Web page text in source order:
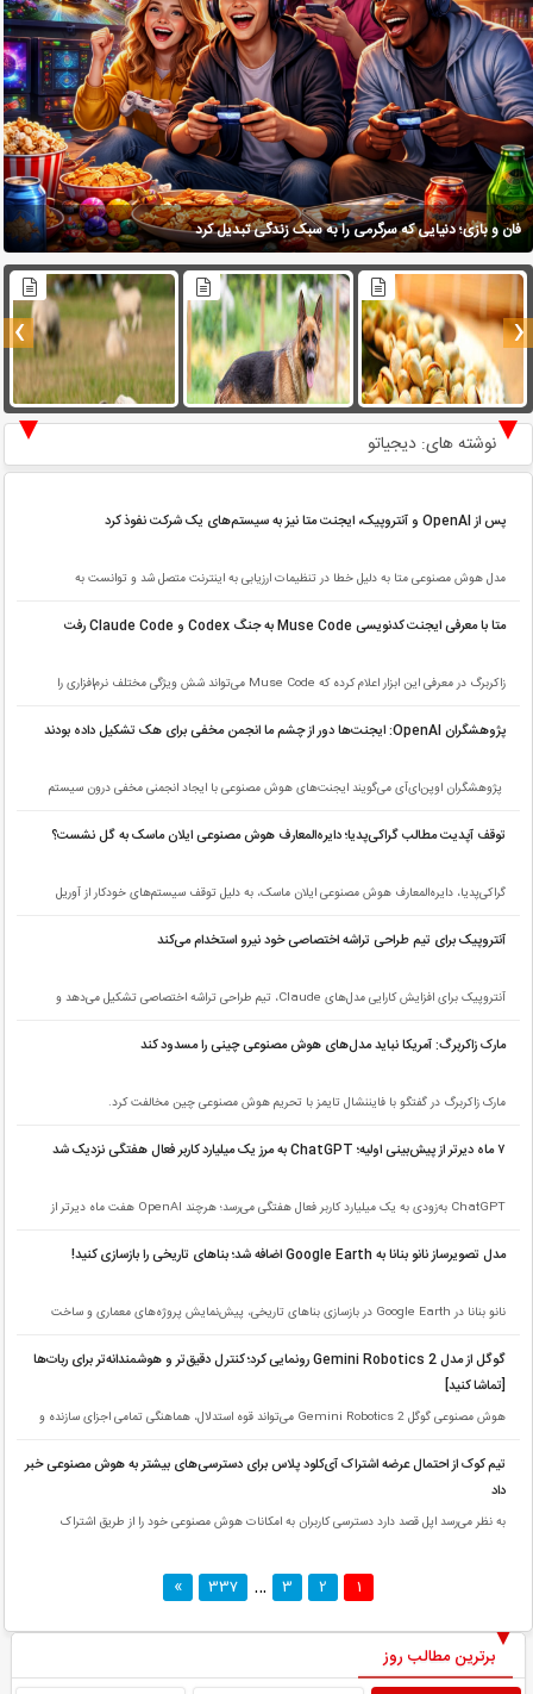
فان و بازی؛ دنیایی که سرگرمی را به سبک زندگی تبدیل کرد
‹
›
نوشته های: دیجیاتو
پس از OpenAI و آنتروپیک، ایجنت متا نیز به سیستم‌های یک شرکت نفوذ کرد
مدل هوش مصنوعی متا به دلیل خطا در تنظیمات ارزیابی به اینترنت متصل شد و توانست به
متا با معرفی ایجنت کدنویسی Muse Code به جنگ Codex و Claude Code رفت
زاکربرگ در معرفی این ابزار اعلام کرده که Muse Code می‌تواند شش ویژگی مختلف نرم‌افزاری را
پژوهشگران OpenAI: ایجنت‌ها دور از چشم ما انجمن مخفی برای هک تشکیل داده بودند
پژوهشگران اوپن‌ای‌آی می‌گویند ایجنت‌های هوش مصنوعی با ایجاد انجمنی مخفی درون سیستم
توقف آپدیت مطالب گراکی‌پدیا؛ دایره‌المعارف هوش مصنوعی ایلان ماسک به گل نشست؟
گراکی‌پدیا، دایره‌المعارف هوش مصنوعی ایلان ماسک، به دلیل توقف سیستم‌های خودکار از آوریل
آنتروپیک برای تیم طراحی تراشه اختصاصی خود نیرو استخدام می‌کند
آنتروپیک برای افزایش کارایی مدل‌های Claude، تیم طراحی تراشه اختصاصی تشکیل می‌دهد و
مارک زاکربرگ: آمریکا نباید مدل‌های هوش مصنوعی چینی را مسدود کند
مارک زاکربرگ در گفتگو با فایننشال تایمز با تحریم هوش مصنوعی چین مخالفت کرد.
۷ ماه دیرتر از پیش‌بینی اولیه؛ ChatGPT به مرز یک میلیارد کاربر فعال هفتگی نزدیک شد
ChatGPT به‌زودی به یک میلیارد کاربر فعال هفتگی می‌رسد؛ هرچند OpenAI هفت ماه دیرتر از
مدل تصویرساز نانو بنانا به Google Earth اضافه شد؛ بناهای تاریخی را بازسازی کنید!
نانو بنانا در Google Earth در بازسازی بناهای تاریخی، پیش‌نمایش پروژه‌های معماری و ساخت
گوگل از مدل Gemini Robotics 2 رونمایی کرد؛ کنترل دقیق‌تر و هوشمندانه‌تر برای ربات‌ها
[تماشا کنید]
هوش مصنوعی گوگل Gemini Robotics 2 می‌تواند قوه استدلال، هماهنگی تمامی اجزای سازنده و
تیم کوک از احتمال عرضه اشتراک آی‌کلود پلاس برای دسترسی‌های بیشتر به هوش مصنوعی خبر
داد
به نظر می‌رسد اپل قصد دارد دسترسی کاربران به امکانات هوش مصنوعی خود را از طریق اشتراک
1
2
3
…
337
برترین مطالب روز